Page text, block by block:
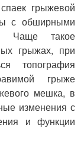
грыжевой
с обширными
Чаще такое
грыжах, при
топография
грыже
мешка, в
изменения с
и функции